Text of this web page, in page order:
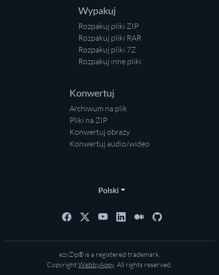
Wypakuj
Rozpakuj pliki ZIP
Rozpakuj pliki RAR
Rozpakuj pliki 7Z
Rozpakuj inne pliki
Konwertuj
Archiwum na plik
Pliki na ZIP
Konwertuj obrazy
Konwertuj audio/wideo
Polski
ezyZip® is a registered trademark.
CopyrightWebbyAppy. All rights reserved.